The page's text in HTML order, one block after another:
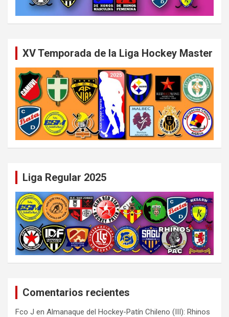
XV Temporada de la Liga Hockey Master
Liga Regular 2025
Comentarios recientes
Fco J en Almanaque del Hockey-Patín Chileno (III): Rhinos